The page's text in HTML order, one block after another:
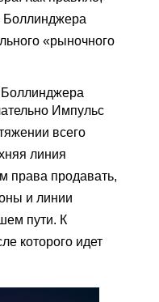
Боллинджера
«рыночного
Импульс
всего
линия
права продавать,
и линии
пути. К
которого идет